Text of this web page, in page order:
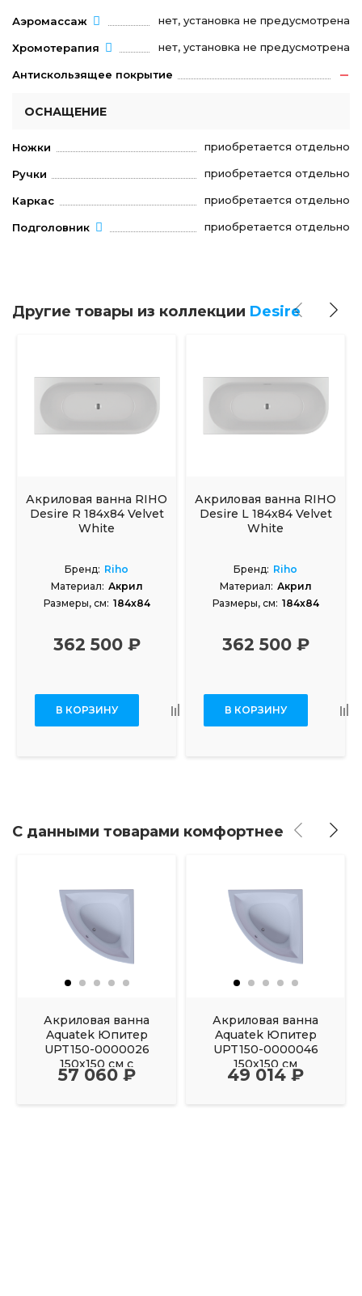
Аэромассаж нет, установка не предусмотрена
Хромотерапия нет, установка не предусмотрена
Антискользящее покрытие
ОСНАЩЕНИЕ
Ножки приобретается отдельно
Ручки приобретается отдельно
Каркас приобретается отдельно
Подголовник приобретается отдельно
Другие товары из коллекции Desire
Акриловая ванна RIHO
Desire R 184x84 Velvet
White
Бренд: Riho
Материал: Акрил
Размеры, см: 184x84
362 500 ₽
В КОРЗИНУ
Акриловая ванна RIHO
Desire L 184x84 Velvet
White
Бренд: Riho
Материал: Акрил
Размеры, см: 184x84
362 500 ₽
В КОРЗИНУ
С данными товарами комфортнее
Акриловая ванна
Aquatek Юпитер
UPT150-0000026
150х150 см с
фронтальным
57 060 ₽
Акриловая ванна
Aquatek Юпитер
UPT150-0000046
150х150 см
49 014 ₽